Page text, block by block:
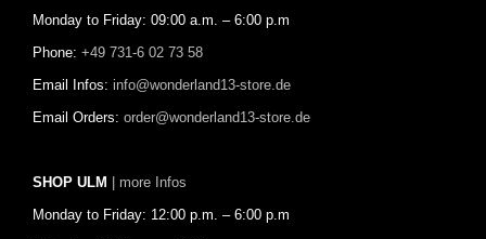
Monday to Friday: 09:00 a.m. – 6:00 p.m
Phone: +49 731-6 02 73 58
Email Infos: info@wonderland13-store.de
Email Orders: order@wonderland13-store.de
SHOP ULM | more Infos
Monday to Friday: 12:00 p.m. – 6:00 p.m